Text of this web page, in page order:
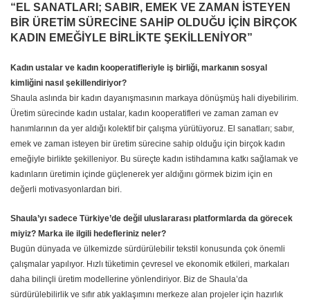
“EL SANATLARI; SABIR, EMEK VE ZAMAN İSTEYEN
BİR ÜRETİM SÜRECİNE SAHİP OLDUĞU İÇİN BİRÇOK
KADIN EMEĞİYLE BİRLİKTE ŞEKİLLENİYOR”
Kadın ustalar ve kadın kooperatifleriyle iş birliği, markanın sosyal
kimliğini nasıl şekillendiriyor?
Shaula aslında bir kadın dayanışmasının markaya dönüşmüş hali diyebilirim.
Üretim sürecinde kadın ustalar, kadın kooperatifleri ve zaman zaman ev
hanımlarının da yer aldığı kolektif bir çalışma yürütüyoruz. El sanatları; sabır,
emek ve zaman isteyen bir üretim sürecine sahip olduğu için birçok kadın
emeğiyle birlikte şekilleniyor. Bu süreçte kadın istihdamına katkı sağlamak ve
kadınların üretimin içinde güçlenerek yer aldığını görmek bizim için en
değerli motivasyonlardan biri.
Shaula’yı sadece Türkiye’de değil uluslararası platformlarda da görecek
miyiz? Marka ile ilgili hedefleriniz neler?
Bugün dünyada ve ülkemizde sürdürülebilir tekstil konusunda çok önemli
çalışmalar yapılıyor. Hızlı tüketimin çevresel ve ekonomik etkileri, markaları
daha bilinçli üretim modellerine yönlendiriyor. Biz de Shaula’da
sürdürülebilirlik ve sıfır atık yaklaşımını merkeze alan projeler için hazırlık